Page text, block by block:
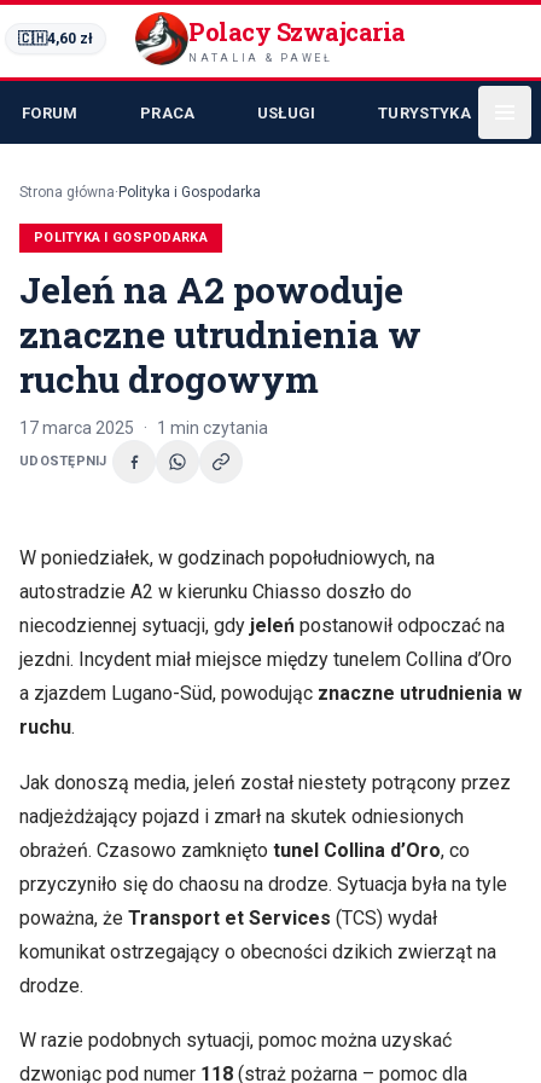
🇨🇭4,60 zł Polacy Szwajcaria
NATALIA & PAWEŁ
FORUM PRACA USŁUGI TURYSTYKA
Strona główna· Polityka i Gospodarka
POLITYKA I GOSPODARKA
Jeleń na A2 powoduje
znaczne utrudnienia w
ruchu drogowym
17 marca 2025 · 1 min czytania
UDOSTĘPNIJ
W poniedziałek, w godzinach popołudniowych, na
autostradzie A2 w kierunku Chiasso doszło do
niecodziennej sytuacji, gdy jeleń postanowił odpoczać na
jezdni. Incydent miał miejsce między tunelem Collina d’Oro
a zjazdem Lugano-Süd, powodując znaczne utrudnienia w
ruchu.
Jak donoszą media, jeleń został niestety potrącony przez
nadjeżdżający pojazd i zmarł na skutek odniesionych
obrażeń. Czasowo zamknięto tunel Collina d’Oro, co
przyczyniło się do chaosu na drodze. Sytuacja była na tyle
poważna, że Transport et Services (TCS) wydał
komunikat ostrzegający o obecności dzikich zwierząt na
drodze.
W razie podobnych sytuacji, pomoc można uzyskać
dzwoniąc pod numer 118 (straż pożarna – pomoc dla